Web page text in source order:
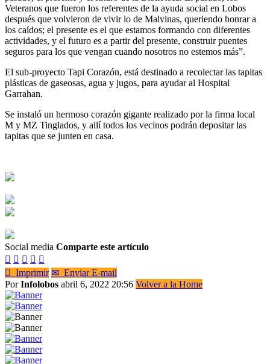
Veteranos que fueron los referentes de la ayuda social en Lobos
después que volvieron de vivir lo de Malvinas, queriendo honrar a
los caídos; el presente es el que estamos formando con diferentes
actividades, y el futuro es a partir del presente, construir puentes
seguros para los que vengan cuando nosotros no estemos más”.
El sub-proyecto Tapi Corazón, está destinado a recolectar las tapitas
plásticas de gaseosas, agua y jugos, para ayudar al Hospital
Garrahan.
Se instaló un hermoso corazón gigante realizado por la firma local
M y MZ Tinglados, y allí todos los vecinos podrán depositar las
tapitas que se junten en casa.
Social media Comparte este artículo
    
 Imprimir ✉ Enviar E-mail
PorInfolobos abril 6, 2022 20:56 Volver a la Home